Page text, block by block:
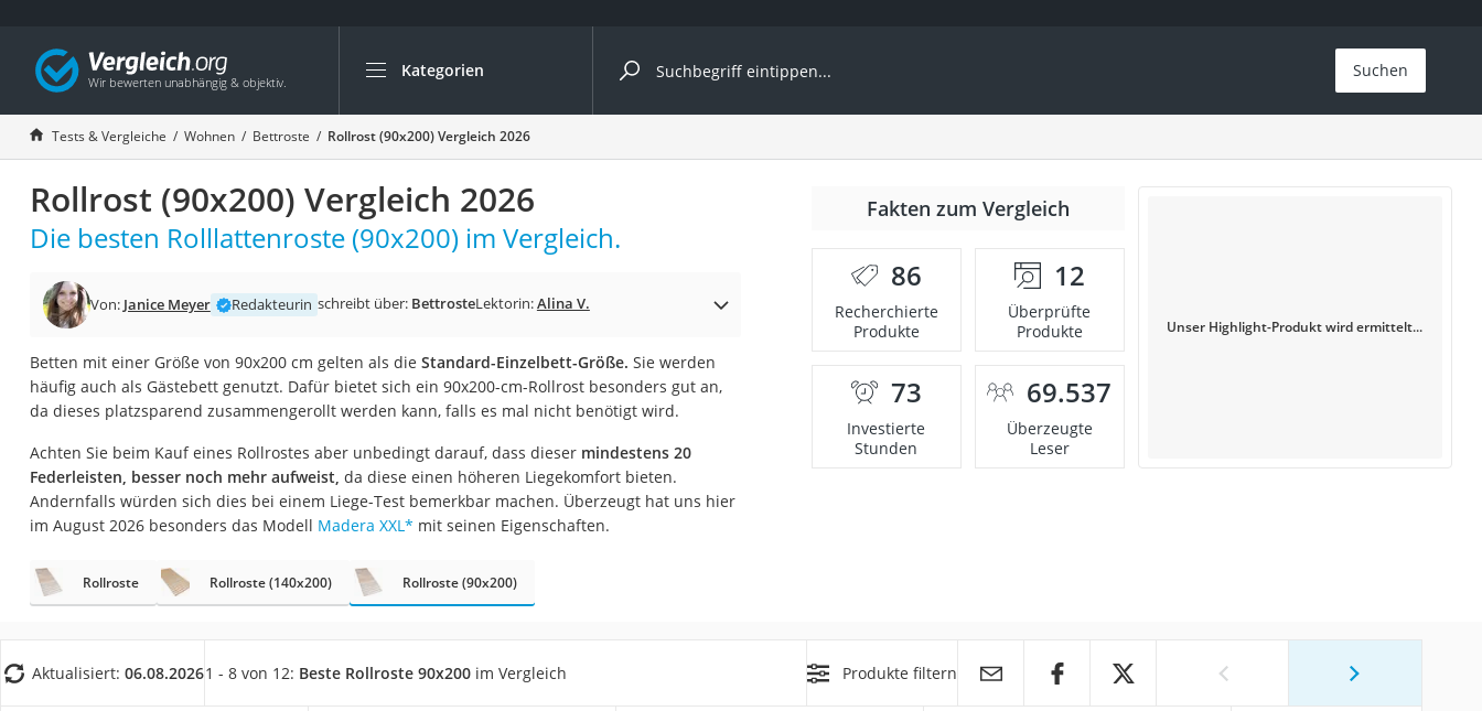
Kategorien
Die beliebtesten Vergleiche nach Kategorie
Wohnen
Matratzen-Topper
Matratzen
Konferenzlautsprecher
Badlüfter
Bürohocker
Außenleuchte mit Kamera
Akku-Tischlampe
Konferenzmikrofon
Duschkopf mit Kalkfilter
Spannbettlaken
Suchen
Tests & Vergleiche Wohnen Bettroste Rollrost (90x200) Vergleich 2026
Rollrost (90x200) Vergleich 2026
Die besten Rolllattenroste (90x200) im Vergleich.
Von: Janice Meyer Redakteurin schreibt über: BettrosteLektorin:Alina V.
Betten mit einer Größe von 90x200 cm gelten als die Standard-Einzelbett-Größe. Sie werden
häufig auch als Gästebett genutzt. Dafür bietet sich ein 90x200-cm-Rollrost besonders gut an,
da dieses platzsparend zusammengerollt werden kann, falls es mal nicht benötigt wird.
Achten Sie beim Kauf eines Rollrostes aber unbedingt darauf, dass dieser mindestens 20
Federleisten, besser noch mehr aufweist, da diese einen höheren Liegekomfort bieten.
Andernfalls würden sich dies bei einem Liege-Test bemerkbar machen. Überzeugt hat uns hier
im August 2026 besonders das Modell Madera XXL* mit seinen Eigenschaften.
Fakten zum Vergleich
86
Recherchierte
Produkte
12
Überprüfte
Produkte
73
Investierte
Stunden
69.537
Überzeugte
Leser
Unser Highlight-Produkt wird ermittelt...
Rollroste Rollroste (140x200) Rollroste (90x200)
Aktualisiert: 06.08.20261 - 8 von 12: Beste Rollroste 90x200 im Vergleich Produkte filtern